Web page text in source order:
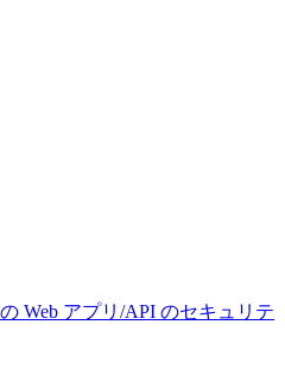
Web アプリ/API のセキュリテ